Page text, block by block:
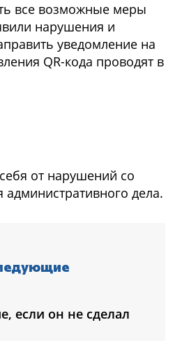
все возможные меры
нарушения и
уведомление на
QR-кода проводят в
от нарушений со
дела.
если он не сделал